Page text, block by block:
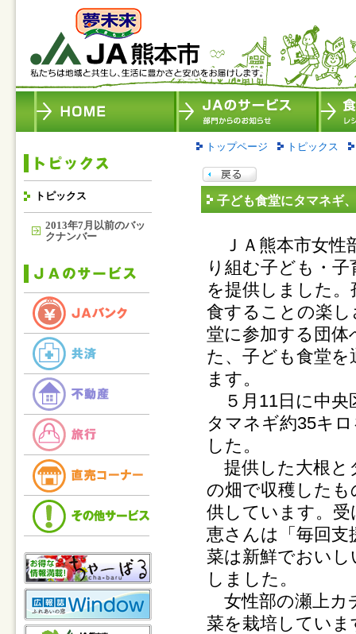
トピックス
2013年7月以前のバッ
クナンバー
トップページ トピックス
子ども食堂にタマネギ
ＪＡ熊本市女性
り組む子ども・
を提供しました
食することの楽
堂に参加する団
た、子ども食堂
ます。
５月11日に中央
タマネギ約35キ
した。
提供した大根と
の畑で収穫したも
供しています。
恵さんは「毎回
菜は新鮮でおい
しました。
女性部の瀬上カ
菜を栽培してい